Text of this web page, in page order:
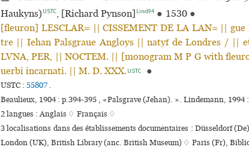
Haukyns) USTC, [Richard Pynson] Lind94 ● 1530 ●
[fleu­ron] LESCLAR= || CISSEMENT DE LA LAN= ||
tre || Iehan Palsgraue Angloys || natyf de Londres / ||
LVNA, PER, || NOCTEM. || [mono­gram M P G with
uerbi incar­nati. || M. D. XXX.USTC ●
USTC : 55807.
Beaulieux, 1904 : p.394-395 , «Palsgrave (Jehan). ». Lindemann, 1994
2 langues :Anglais ♢ Français ♢
3 localisations dans des établissements documentaires : Düsseldorf
London (UK), British Library (anc. British Museum) ♢ Paris (Fr),